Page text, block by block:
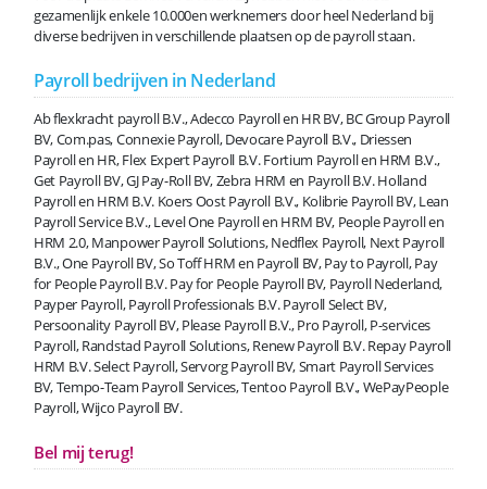
gezamenlijk enkele 10.000en werknemers door heel Nederland bij
diverse bedrijven in verschillende plaatsen op de payroll staan.
Payroll bedrijven in Nederland
Ab flexkracht payroll B.V., Adecco Payroll en HR BV, BC Group Payroll
BV, Com.pas, Connexie Payroll, Devocare Payroll B.V., Driessen
Payroll en HR, Flex Expert Payroll B.V. Fortium Payroll en HRM B.V.,
Get Payroll BV, GJ Pay-Roll BV, Zebra HRM en Payroll B.V. Holland
Payroll en HRM B.V. Koers Oost Payroll B.V., Kolibrie Payroll BV, Lean
Payroll Service B.V., Level One Payroll en HRM BV, People Payroll en
HRM 2.0, Manpower Payroll Solutions, Nedflex Payroll, Next Payroll
B.V., One Payroll BV, So Toff HRM en Payroll BV, Pay to Payroll, Pay
for People Payroll B.V. Pay for People Payroll BV, Payroll Nederland,
Payper Payroll, Payroll Professionals B.V. Payroll Select BV,
Persoonality Payroll BV, Please Payroll B.V., Pro Payroll, P-services
Payroll, Randstad Payroll Solutions, Renew Payroll B.V. Repay Payroll
HRM B.V. Select Payroll, Servorg Payroll BV, Smart Payroll Services
BV, Tempo-Team Payroll Services, Tentoo Payroll B.V., WePayPeople
Payroll, Wijco Payroll BV.
Bel mij terug!